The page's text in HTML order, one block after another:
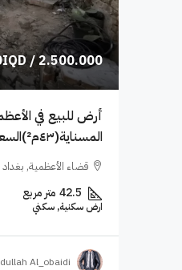
/ 2.500.000 للمتر
أرض للبيع في
المسناية(٤٣م²)السعر ١٠٥مليون دينار
قضاء الأعظمية, بغداد
42.5 متر مربع
ارض سكنية, سكني
Al_obaidi